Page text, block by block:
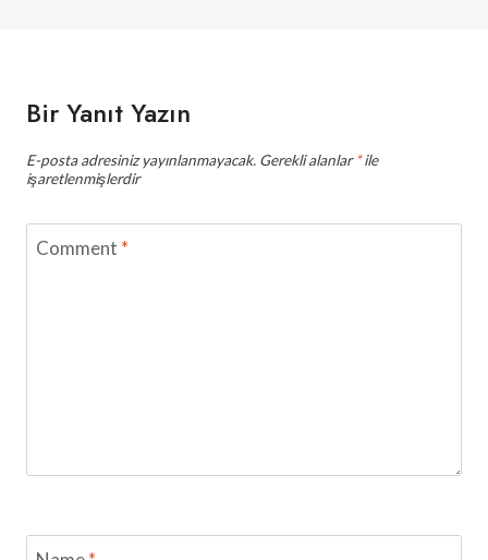
Bir Yanıt Yazın
E-posta adresiniz yayınlanmayacak. Gerekli alanlar*ile
işaretlenmişlerdir
Comment *